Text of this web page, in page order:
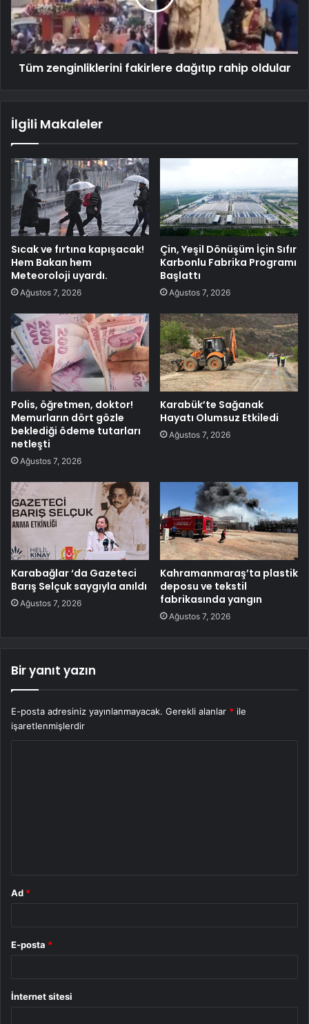
Tüm zenginliklerini fakirlere dağıtıp rahip oldular
İlgili Makaleler
Sıcak ve fırtına kapışacak!
Hem Bakan hem
Meteoroloji uyardı.
Ağustos 7, 2026
Çin, Yeşil Dönüşüm İçin Sıfır
Karbonlu Fabrika Programı
Başlattı
Ağustos 7, 2026
Polis, öğretmen, doktor!
Memurların dört gözle
beklediği ödeme tutarları
netleşti
Ağustos 7, 2026
Karabük’te Sağanak
Hayatı Olumsuz Etkiledi
Ağustos 7, 2026
Karabağlar ‘da Gazeteci
Barış Selçuk saygıyla anıldı
Ağustos 7, 2026
Kahramanmaraş’ta plastik
deposu ve tekstil
fabrikasında yangın
Ağustos 7, 2026
Bir yanıt yazın
E-posta adresiniz yayınlanmayacak. Gerekli alanlar * ile
işaretlenmişlerdir
Ad *
E-posta *
İnternet sitesi